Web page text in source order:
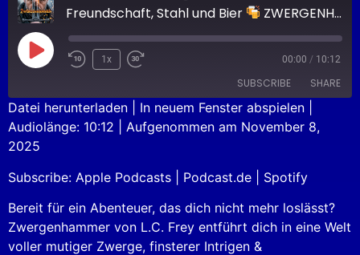
Freundschaft, Stahl und Bier ZWERGENHAMMER
1x 00:00 / 10:12
SUBSCRIBE SHARE
Apple Podcasts Podcast.de
RSS FEED
SHARE
EMBED
Datei herunterladen In neuem Fenster abspielen
Audiolänge: 10:12
Aufgenommen am November 8,
2025
Subscribe: Apple Podcasts Podcast.de
Spotify
Bereit für ein Abenteuer, das dich nicht mehr loslässt?
Zwergenhammer von L.C. Frey entführt dich in eine Welt
voller mutiger Zwerge, finsterer Intrigen &